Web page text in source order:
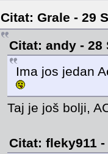
Citat: Grale - 29
Citat: andy - 28
Ima jos jedan
Taj je još bolji,
Citat: fleky911